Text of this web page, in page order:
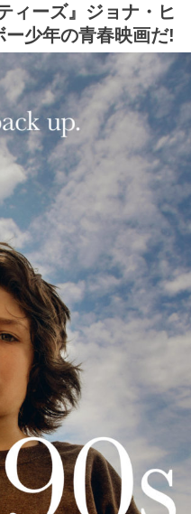
ィーズ』ジョナ・ヒ
少年の青春映画だ!